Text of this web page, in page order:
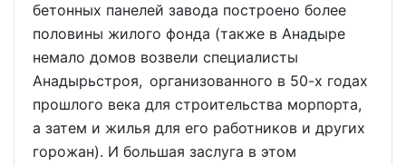
бетонных панелей завода построено более
половины жилого фонда (также в Анадыре
немало домов возвели специалисты
Анадырьстроя, организованного в 50-х годах
прошлого века для строительства морпорта,
а затем и жилья для его работников и других
горожан). И большая заслуга в этом